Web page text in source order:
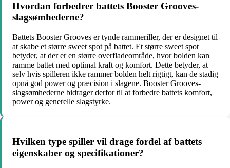
Hvordan forbedrer battets Booster Grooves-
slagsømhederne?
Battets Booster Grooves er tynde rammeriller, der er designet til
at skabe et større sweet spot på battet. Et større sweet spot
betyder, at der er en større overfladeområde, hvor bolden kan
ramme battet med optimal kraft og komfort. Dette betyder, at
selv hvis spilleren ikke rammer bolden helt rigtigt, kan de stadig
opnå god power og præcision i slagene. Booster Grooves-
slagsømhederne bidrager derfor til at forbedre battets komfort,
power og generelle slagstyrke.
Hvilken type spiller vil drage fordel af battets
eigenskaber og specifikationer?